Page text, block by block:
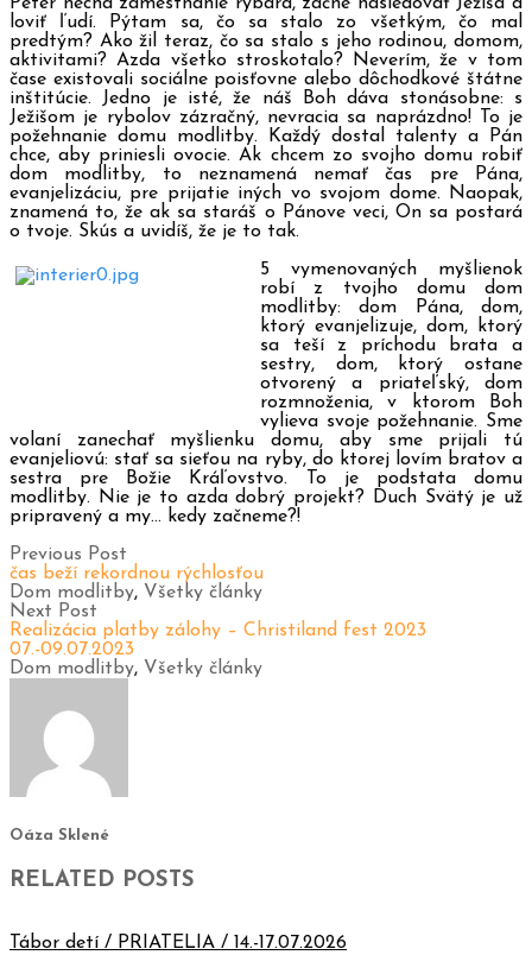
loviť ľudí. Pýtam sa, čo sa stalo zo
všetkým, čo mal
predtým? Ako žil teraz, čo sa stalo s jeho rodinou, domom,
aktivitami? Azda všetko stroskotalo? Neverím, že v tom
čase existovali sociálne poisťovne alebo dôchodkové štátne
inštitúcie. Jedno je isté, že náš Boh dáva stonásobne: s
Ježišom je rybolov zázračný, nevracia sa naprázdno! To je
požehnanie domu modlitby. Každý dostal talenty a Pán
chce, aby priniesli ovocie. Ak chcem zo svojho domu robiť
dom modlitby, to neznamená nemať čas pre Pána,
evanjelizáciu, pre prijatie iných vo svojom dome. Naopak,
znamená to, že ak sa staráš o Pánove veci, On sa postará
o tvoje. Skús a uvidíš, že je to tak.
5 vymenovaných myšlienok
robí z tvojho domu dom
modlitby: dom Pána, dom,
ktorý evanjelizuje, dom, ktorý
sa teší z príchodu brata a
sestry, dom, ktorý ostane
otvorený a priateľský, dom
rozmnoženia, v ktorom Boh
vylieva svoje požehnanie. Sme
volaní zanechať myšlienku domu, aby sme prijali tú
evanjeliovú: stať sa sieťou na ryby, do ktorej lovím bratov a
sestra pre Božie Kráľovstvo. To je podstata domu
modlitby. Nie je to azda dobrý projekt? Duch Svätý je už
pripravený a my… kedy začneme?!
Previous Post
čas beží rekordnou rýchlosťou
Dom modlitby, Všetky články
Next Post
Realizácia platby zálohy – Christiland fest 2023
07.-09.07.2023
Dom modlitby, Všetky články
Oáza Sklené
RELATED POSTS
Tábor detí / PRIATELIA / 14.-17.07.2026